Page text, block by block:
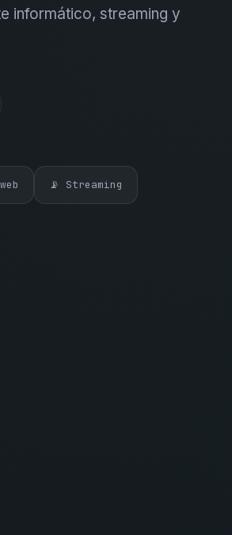
informático, streaming y
📡 Streaming